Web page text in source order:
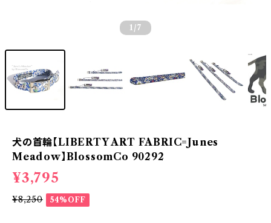
1 /7
犬の首輪【LIBERTY ART FABRIC=Junes
Meadow】BlossomCo 90292
¥3,795
¥8,250 54%OFF